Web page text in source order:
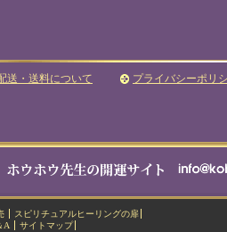
送・送料について プライバシーポリ
スピリチュアルヒーリングの扉
A サイトマップ